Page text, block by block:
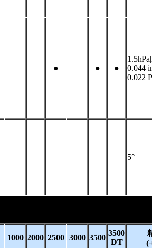
● ● ●
0.044
0.022
5°
1000 2000 2500 3000 3500
3500
DT